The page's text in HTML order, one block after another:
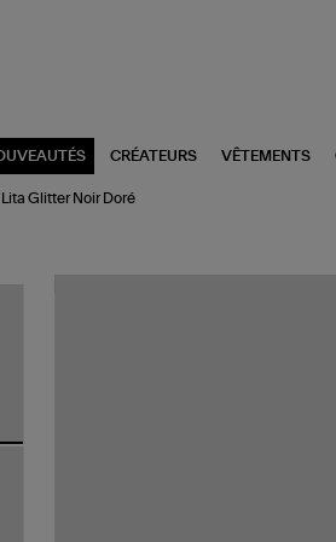
CRÉATEURS VÊTEMENTS
Lita Glitter Noir Doré